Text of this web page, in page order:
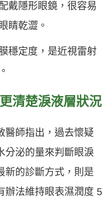
戴隱形眼鏡，很容易
睛乾澀。
穩定度，是近視雷射
清楚淚液層狀況
醫師指出，過去懷疑
分泌的量來判斷眼淚
新的診斷方式，則是
辦法維持眼表濕潤度 5